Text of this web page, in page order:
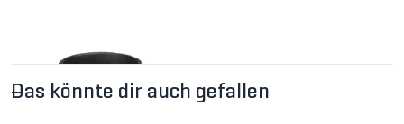
Das könnte dir auch gefallen